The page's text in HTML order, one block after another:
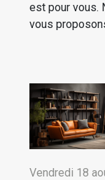
est pour vous.
vous
Vendredi 18